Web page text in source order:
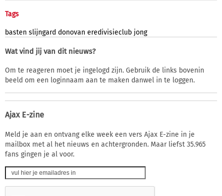
Tags
basten slijngard donovan eredivisieclub jong
Wat vind jij van dit nieuws?
Om te reageren moet je ingelogd zijn. Gebruik de links bovenin
beeld om een loginnaam aan te maken danwel in te loggen.
Ajax E-zine
Meld je aan en ontvang elke week een vers Ajax E-zine in je
mailbox met al het nieuws en achtergronden. Maar liefst 35.965
fans gingen je al voor.